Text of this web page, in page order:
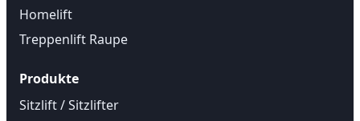
Homelift
Treppenlift Raupe
Produkte
Sitzlift / Sitzlifter